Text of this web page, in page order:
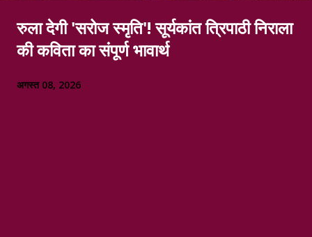
रुला देगी 'सरोज स्मृति'! सूर्यकांत त्रिपाठी निराला
की कविता का संपूर्ण भावार्थ
अगस्त 08, 2026